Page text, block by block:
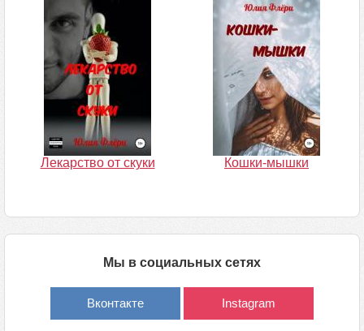
Лекарство от скуки Кошки-мышки
Мы в социальных сетях
Вконтакте Instagram